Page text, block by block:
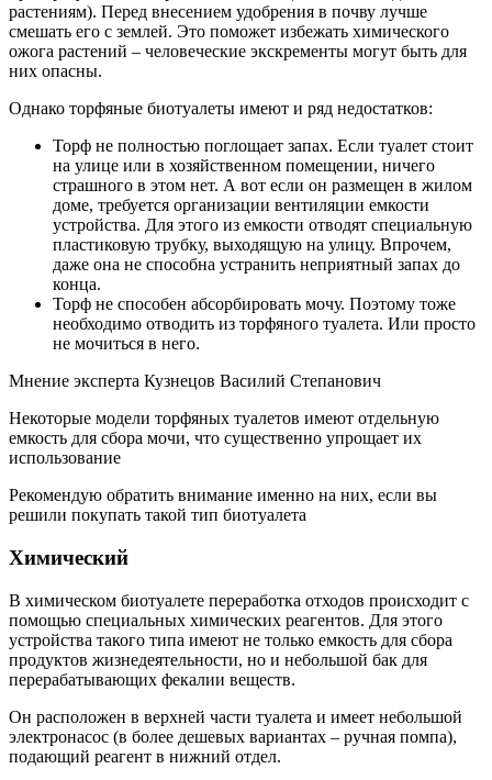
растениям). Перед внесением удобрения в почву лучше
смешать его с землей. Это поможет избежать химического
ожога растений – человеческие экскременты могут быть для
них опасны.
Однако торфяные биотуалеты имеют и ряд недостатков:
Торф не полностью поглощает запах. Если туалет стоит
на улице или в хозяйственном помещении, ничего
страшного в этом нет. А вот если он размещен в жилом
доме, требуется организации вентиляции емкости
устройства. Для этого из емкости отводят специальную
пластиковую трубку, выходящую на улицу. Впрочем,
даже она не способна устранить неприятный запах до
конца.
Торф не способен абсорбировать мочу. Поэтому тоже
необходимо отводить из торфяного туалета. Или просто
не мочиться в него.
Мнение эксперта Кузнецов Василий Степанович
Некоторые модели торфяных туалетов имеют отдельную
емкость для сбора мочи, что существенно упрощает их
использование
Рекомендую обратить внимание именно на них, если вы
решили покупать такой тип биотуалета
Химический
В химическом биотуалете переработка отходов происходит с
помощью специальных химических реагентов. Для этого
устройства такого типа имеют не только емкость для сбора
продуктов жизнедеятельности, но и небольшой бак для
перерабатывающих фекалии веществ.
Он расположен в верхней части туалета и имеет небольшой
электронасос (в более дешевых вариантах – ручная помпа),
подающий реагент в нижний отдел.